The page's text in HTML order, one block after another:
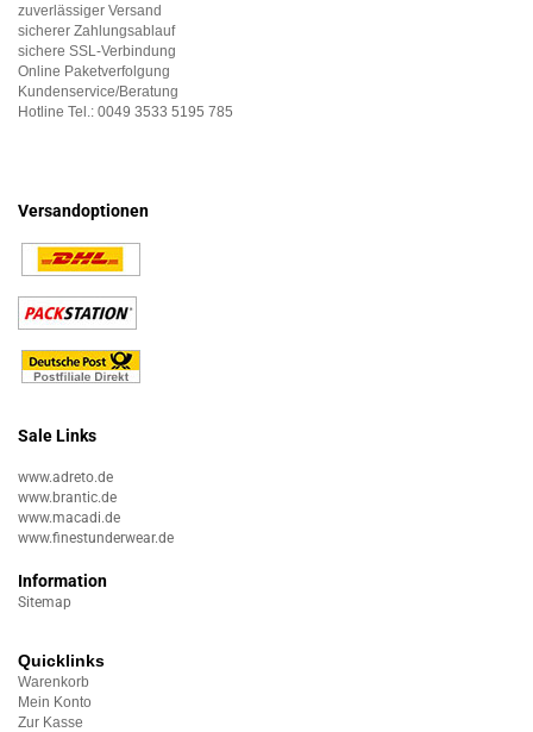
zuverlässiger Versand
sicherer Zahlungsablauf
sichere SSL-Verbindung
Online Paketverfolgung
Kundenservice/Beratung
Hotline Tel.: 0049 3533 5195 785
Versandoptionen
Sale Links
www.adreto.de
www.brantic.de
www.macadi.de
www.finestunderwear.de
Information
Sitemap
Quicklinks
Warenkorb
Mein Konto
Zur Kasse